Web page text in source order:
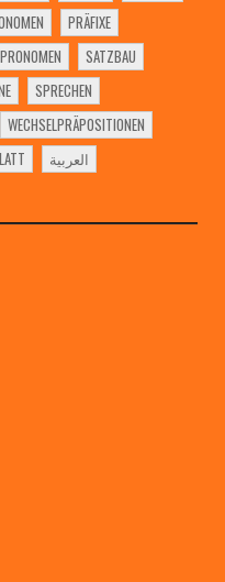
PRÄFIXE
SATZBAU
SPRECHEN
WECHSELPRÄPOSITIONEN
العربية